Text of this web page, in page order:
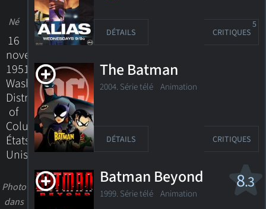
Né
16
novembre
1951
Washington,
District
of
Columbia,
États-
Unis
Photo
dans
DÉTAILS CRITIQUES
5
The Batman
2004. Série télé Animation
DÉTAILS CRITIQUES
8.3
Batman Beyond
1999. Série télé Animation